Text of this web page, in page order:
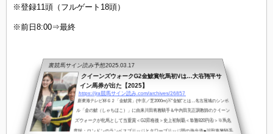
※登録11頭（フルゲート18頭）
※前日8:00⇒最終
裏競馬サイン読み予想2025.03.17
クイーンズウォークG2金鯱賞牝馬初Vは…大谷翔平サ
イン馬券が出た【2025】
https://jra競馬サイン読み.com/archives/26857
新東海テレビ杯Ｇ２「金鯱賞」(中京／芝2000m)※”金鯱”とは…名古屋城のシンボ
ル「金の鯱（しゃちほこ）」に由来川田将雅騎手＆中内田充正調教師のクイーン
ズウォークが牝馬として当重賞＜G2昇格後＞史上初制覇＜単勝820円④＞※馬名
意味：ロンドンのランベスブリッジとタワーブリッジ間の遊歩道■川田将雅騎手